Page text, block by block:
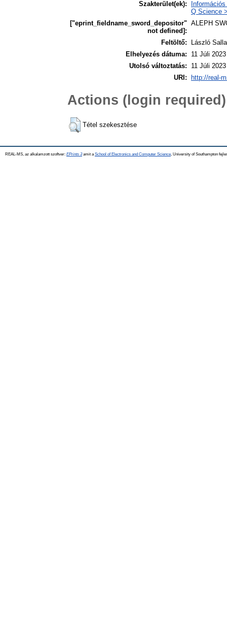
Szakterület(ek):
Q Science
["eprint_fieldname_sword_depositor"
not defined]:
ALEPH
Feltöltő:
László
Elhelyezés dátuma:
11 Júli
Utolsó változtatás:
11 Júli
URI:
http://real-
Actions (login required)
Tétel szekesztése
REAL-MS, az alkalamzott szoftver: EPrints 3amit a School of Electronics and Computer Science , University of Southampton